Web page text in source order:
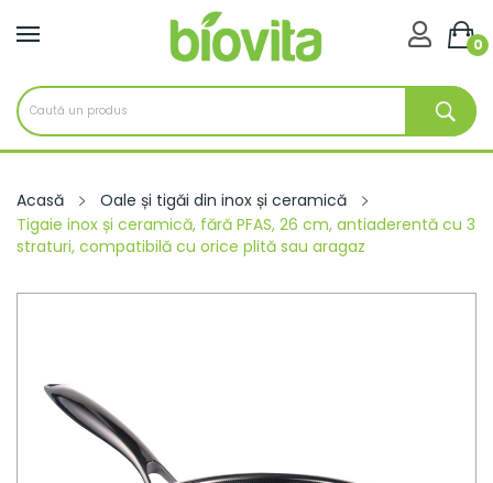
0

Acasă
Oale și tigăi din inox și ceramică
Tigaie inox și ceramică, fără PFAS, 26 cm, antiaderentă cu 3
straturi, compatibilă cu orice plită sau aragaz